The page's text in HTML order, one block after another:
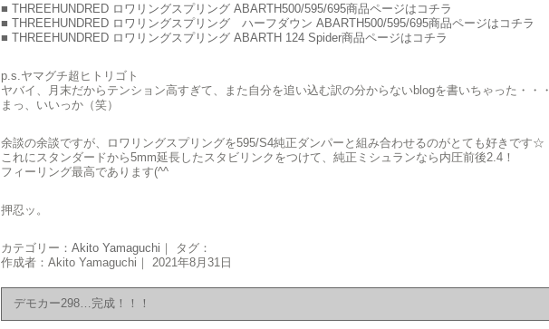
■ THREEHUNDRED ロワリングスプリング ABARTH500/595/695商品ページはコチラ
■ THREEHUNDRED ロワリングスプリング ハーフダウン ABARTH500/595/695商品ページはコチラ
■ THREEHUNDRED ロワリングスプリング ABARTH 124 Spider商品ページはコチラ
p.s.ヤマグチ超ヒトリゴト
ヤバイ、月末だからテンション高すぎて、また自分を追い込む訳の分からないblogを書いちゃった・・・
まっ、いいっか（笑）
余談の余談ですが、ロワリングスプリングを595/S4純正ダンパーと組み合わせるのがとても好きです☆
これにスタンダードから5mm延長したスタビリンクをつけて、純正ミシュランなら内圧前後2.4！
フィーリング最高であります(^^ゞ
押忍ッ。
カテゴリー： Akito Yamaguchi ｜ タグ：
作成者：Akito Yamaguchi｜ 2021年8月31日
デモカー298…完成！！！